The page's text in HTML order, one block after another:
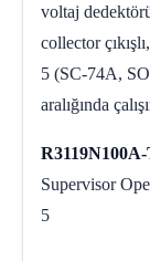
voltaj
collector
5 (SC-74A,
aralığında
Supervisor
5